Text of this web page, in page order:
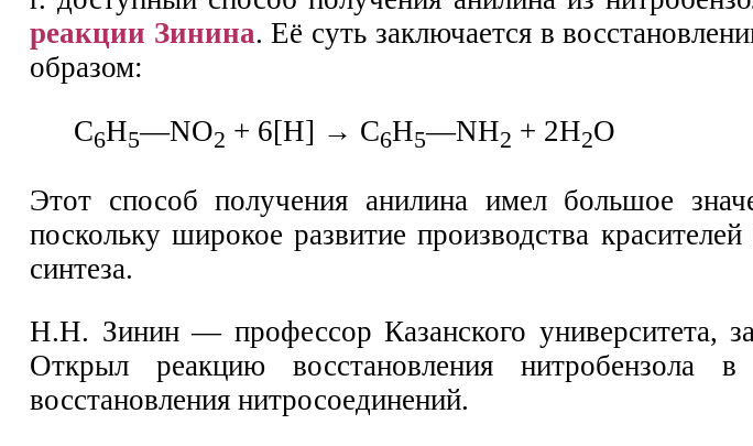
реакции Зинина. Её суть заключается в
образом:
C6H5—NO2 + 6[Н] → C6H5—NH2 + 2Н2O
Этот способ получения анилина имел большое
поскольку широкое развитие производства
синтеза.
Н.Н. Зинин — профессор Казанского университета,
Открыл реакцию восстановления нитробензола
восстановления нитросоединений.